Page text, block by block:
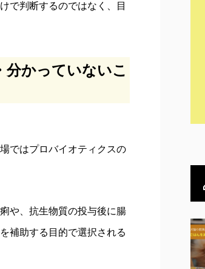
で判断するのではなく、目
かっていないこ
ではプロバイオティクスの
や、抗生物質の投与後に腸
補助する目的で選択される